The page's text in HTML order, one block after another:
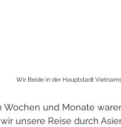
Wir Beide in der
Wochen und Monate
unsere Reise durch